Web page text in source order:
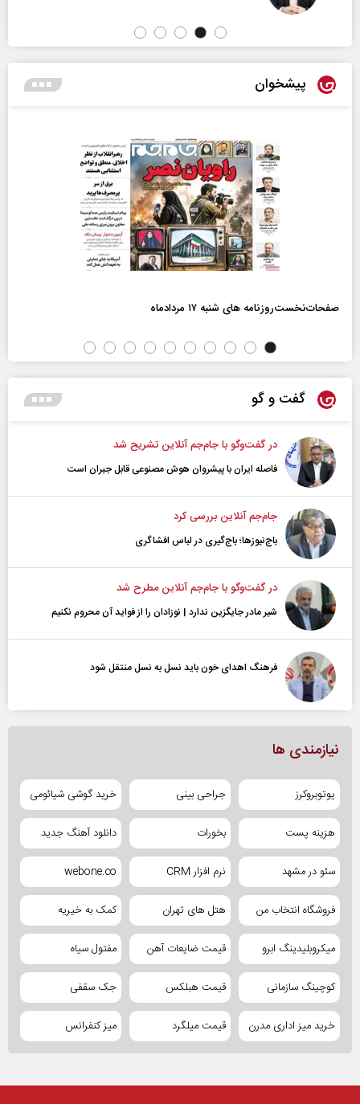
پیشخوان
صفحات‌نخست‌روزنامه ها‌ی شنبه ۱۷ مردادماه
گفت و گو
در گفت‌و‌گو با جام‌جم آنلاین تشریح شد
فاصله ایران با پیشرو‌ان هوش مصنوعی قابل جبران است
جام‌جم آنلاین بررسی کرد
باج‌نیوزها؛ باج‌گیری در لباس افشاگری
در گفت‌و‌گو با جام‌جم آنلاین مطرح شد
شیر مادر جایگزین ندارد | نوزادان را از فواید آن محروم نکنیم
فرهنگ اهدای خون باید نسل به نسل منتقل شود
نیازمندی ها
یوتوبروکرز جراحی بینی خرید گوشی شیائومی
هزینه پست بخورات دانلود آهنگ جدید
سئو در مشهد نرم افزار CRM webone.co
فروشگاه انتخاب من هتل های تهران کمک به خیریه
میکروبلیدینگ ابرو قیمت ضایعات آهن مفتول سیاه
کوچینگ سازمانی قیمت هبلکس جک سقفی
خرید میز اداری مدرن قیمت میلگرد میز کنفرانس